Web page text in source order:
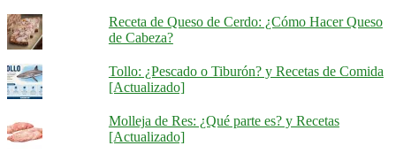
Receta de Queso de Cerdo: ¿Cómo Hacer Queso
de Cabeza?
Tollo: ¿Pescado o Tiburón? y Recetas de Comida
[Actualizado]
Molleja de Res: ¿Qué parte es? y Recetas
[Actualizado]